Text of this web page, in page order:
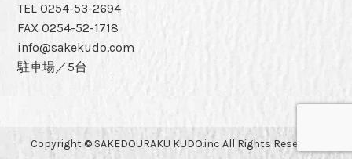
TEL 0254-53-2694
FAX 0254-52-1718
info@sakekudo.com
駐車場／5台
Copyright © SAKEDOURAKU KUDO.inc All Rights Reserved.